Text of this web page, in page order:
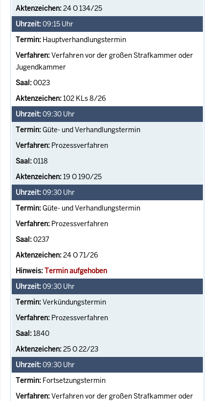
24 O 134/25
09:15 Uhr
Hauptverhandlungstermin
Verfahren vor der großen Strafkammer oder
Jugendkammer
0023
102 KLs 8/26
09:30 Uhr
Güte- und Verhandlungstermin
Prozessverfahren
0118
19 O 190/25
09:30 Uhr
Güte- und Verhandlungstermin
Prozessverfahren
0237
24 O 71/26
Termin aufgehoben
09:30 Uhr
Verkündungstermin
Prozessverfahren
1840
25 O 22/23
09:30 Uhr
Fortsetzungstermin
Verfahren vor der großen Strafkammer oder